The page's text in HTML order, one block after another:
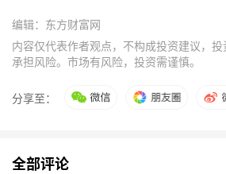
编辑：东方财富网
内容仅代表作者观点，不构成投资建议，
承担风险。市场有风险，投资需谨慎。
分享至：
全部评论